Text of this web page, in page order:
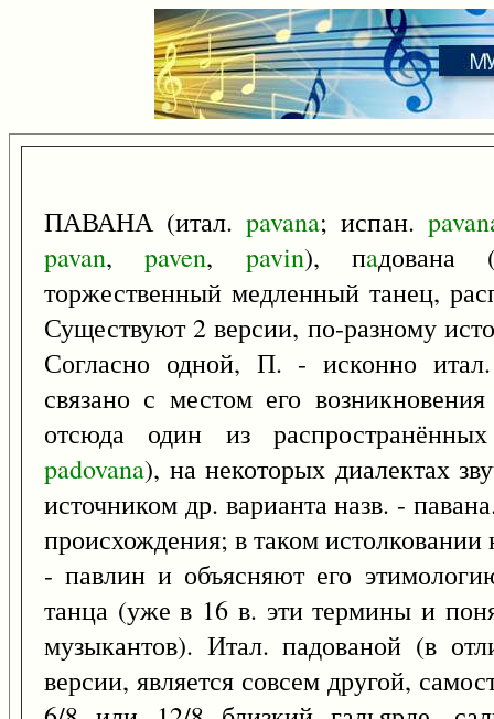
ПАВАНА (итал. pavana; испан.
pavan,paven, pavin), пa
торжественный медленный танец,
Существуют 2 версии, по-разному
Согласно одной, П. - исконно итал.
связано с местом его
отсюда один из
padovana), на некоторых диалектах
источником др. варианта назв. -
происхождения; в таком истолковании
- павлин и объясняют его
танца (уже в 16 в. эти термины и
музыкантов). Итал. падованой (в
версии, является совсем другой,